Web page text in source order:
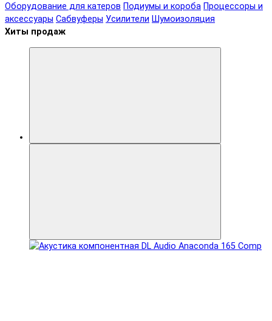
Оборудование для катеров Подиумы и короба Процессоры и
аксессуары Сабвуферы Усилители Шумоизоляция
Хиты продаж